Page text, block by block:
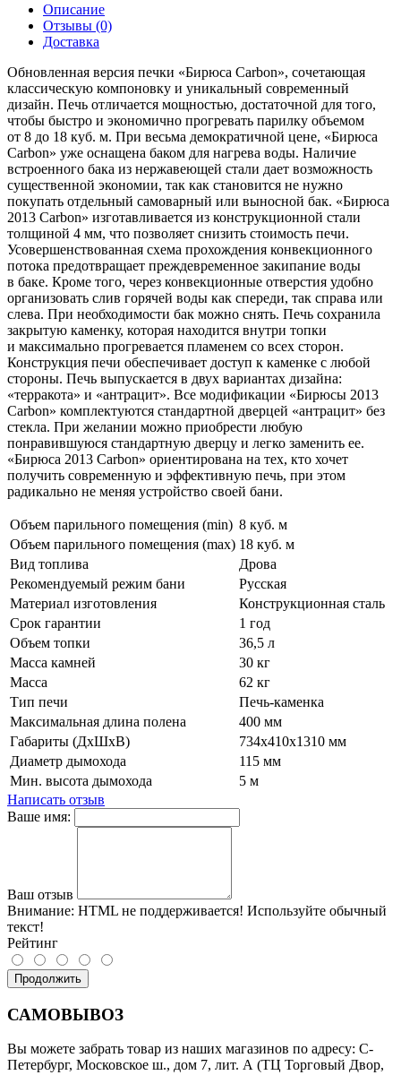
Описание
Отзывы (0)
Доставка
Обновленная версия печки «Бирюса Carbon», сочетающая
классическую компоновку и уникальный современный
дизайн. Печь отличается мощностью, достаточной для того,
чтобы быстро и экономично прогревать парилку объемом
от 8 до 18 куб. м. При весьма демократичной цене, «Бирюса
Carbon» уже оснащена баком для нагрева воды. Наличие
встроенного бака из нержавеющей стали дает возможность
существенной экономии, так как становится не нужно
покупать отдельный самоварный или выносной бак. «Бирюса
2013 Carbon» изготавливается из конструкционной стали
толщиной 4 мм, что позволяет снизить стоимость печи.
Усовершенствованная схема прохождения конвекционного
потока предотвращает преждевременное закипание воды
в баке. Кроме того, через конвекционные отверстия удобно
организовать слив горячей воды как спереди, так справа или
слева. При необходимости бак можно снять. Печь сохранила
закрытую каменку, которая находится внутри топки
и максимально прогревается пламенем со всех сторон.
Конструкция печи обеспечивает доступ к каменке с любой
стороны. Печь выпускается в двух вариантах дизайна:
«терракота» и «антрацит». Все модификации «Бирюсы 2013
Carbon» комплектуются стандартной дверцей «антрацит» без
стекла. При желании можно приобрести любую
понравившуюся стандартную дверцу и легко заменить ее.
«Бирюса 2013 Carbon» ориентирована на тех, кто хочет
получить современную и эффективную печь, при этом
радикально не меняя устройство своей бани.
Объем парильного помещения (min) 8 куб. м
Объем парильного помещения (max) 18 куб. м
Вид топлива
Дрова
Рекомендуемый режим бани
Русская
Материал изготовления
Конструкционная сталь
Срок гарантии
1 год
Объем топки
36,5 л
Масса камней
30 кг
Масса
62 кг
Тип печи
Печь-каменка
Максимальная длина полена
400 мм
Габариты (ДхШхВ)
734х410х1310 мм
Диаметр дымохода
115 мм
Мин. высота дымохода
5 м
Написать отзыв
Ваше имя:
Ваш отзыв
Внимание: HTML не поддерживается! Используйте обычный
текст!
Рейтинг
Продолжить
САМОВЫВОЗ
Вы можете забрать товар из наших магазинов по адресу: С-
Петербург, Московское ш., дом 7, лит. А (ТЦ Торговый Двор,